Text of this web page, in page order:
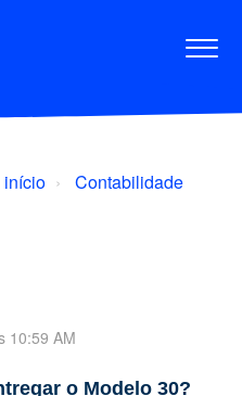
início
Contabilidade
10:59 AM
o Modelo 30?